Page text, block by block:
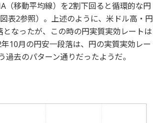
（移動平均線）を2割下回ると循環的な円
表2参照）。上述のように、米ドル高・円
なったが、この時の円実質実効レートは
10月の円安一段落は、円の実質実効レー
去のパターン通りだったようだ。